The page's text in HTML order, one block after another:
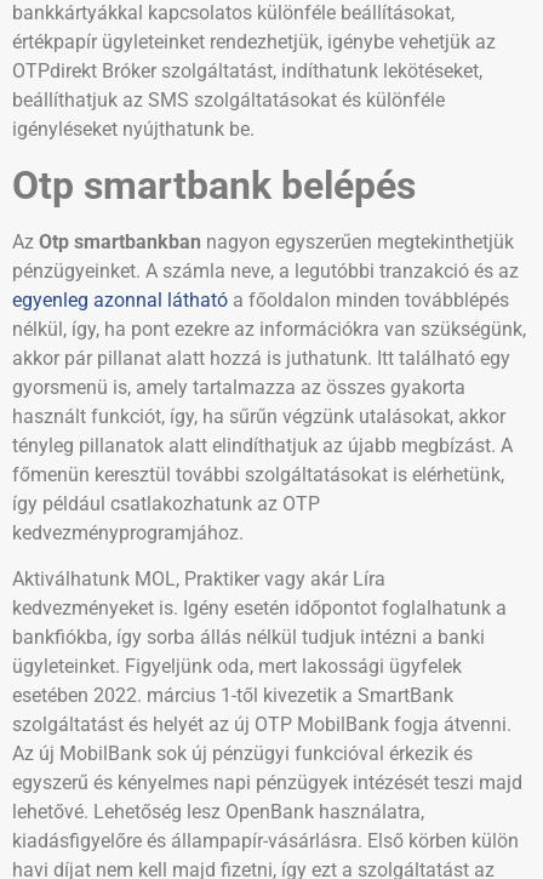
bankkártyákkal kapcsolatos különféle beállításokat,
értékpapír ügyleteinket rendezhetjük, igénybe vehetjük az
OTPdirekt Bróker szolgáltatást, indíthatunk lekötéseket,
beállíthatjuk az SMS szolgáltatásokat és különféle
igényléseket nyújthatunk be.
Otp smartbank belépés
Az Otp smartbankban nagyon egyszerűen megtekinthetjük
pénzügyeinket. A számla neve, a legutóbbi tranzakció és az
egyenleg azonnal látható a főoldalon minden továbblépés
nélkül, így, ha pont ezekre az információkra van szükségünk,
akkor pár pillanat alatt hozzá is juthatunk. Itt található egy
gyorsmenü is, amely tartalmazza az összes gyakorta
használt funkciót, így, ha sűrűn végzünk utalásokat, akkor
tényleg pillanatok alatt elindíthatjuk az újabb megbízást. A
főmenün keresztül további szolgáltatásokat is elérhetünk,
így például csatlakozhatunk az OTP
kedvezményprogramjához.
Aktiválhatunk MOL, Praktiker vagy akár Líra
kedvezményeket is. Igény esetén időpontot foglalhatunk a
bankfiókba, így sorba állás nélkül tudjuk intézni a banki
ügyleteinket. Figyeljünk oda, mert lakossági ügyfelek
esetében 2022. március 1-től kivezetik a SmartBank
szolgáltatást és helyét az új OTP MobilBank fogja átvenni.
Az új MobilBank sok új pénzügyi funkcióval érkezik és
egyszerű és kényelmes napi pénzügyek intézését teszi majd
lehetővé. Lehetőség lesz OpenBank használatra,
kiadásfigyelőre és állampapír-vásárlásra. Első körben külön
havi díjat nem kell majd fizetni, így ezt a szolgáltatást az